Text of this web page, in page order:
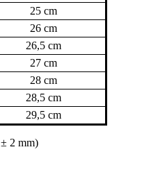
25 cm
26 cm
26,5 cm
27 cm
28 cm
28,5 cm
29,5 cm
± 2 mm)